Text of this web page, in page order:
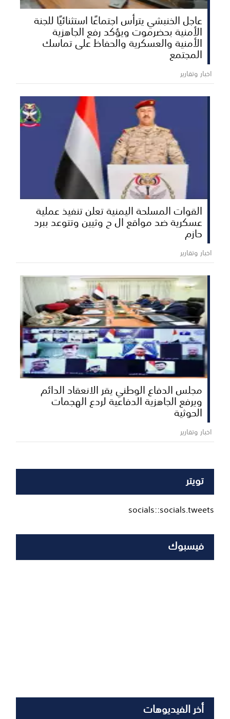
عاجل الخنبشي يترأس اجتماعًا استثنائيًا للجنة
الأمنية بحضرموت ويؤكد رفع الجاهزية
الأمنية والعسكرية والحفاظ على تماسك
المجتمع
اخبار وتقارير
القوات المسلحة اليمنية تعلن تنفيذ عملية
عسكرية ضد مواقع ال ح وثيين وتتوعد ببرد
حازم
اخبار وتقارير
مجلس الدفاع الوطني يقر الانعقاد الدائم
ويرفع الجاهزية الدفاعية لردع الهجمات
الحوثية
اخبار وتقارير
تويتر
socials::socials.tweets
فيسبوك
أخر الفيديوهات